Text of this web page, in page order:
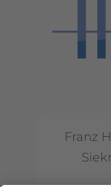
Franz